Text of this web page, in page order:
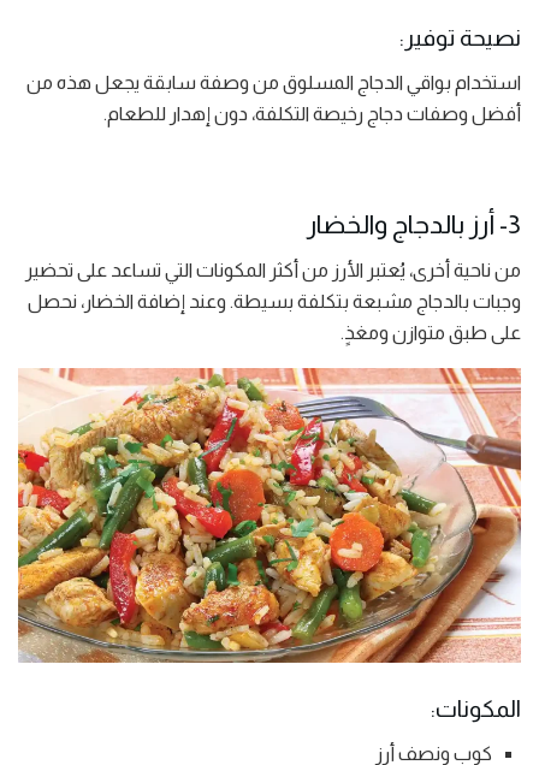
نصيحة توفير:
استخدام بواقي الدجاج المسلوق من وصفة سابقة يجعل هذه من
أفضل وصفات دجاج رخيصة التكلفة، دون إهدار للطعام.
3- أرز بالدجاج والخضار
من ناحية أخرى، يُعتبر الأرز من أكثر المكونات التي تساعد على تحضير
وجبات بالدجاج مشبعة بتكلفة بسيطة. وعند إضافة الخضار، نحصل
على طبق متوازن ومغذٍ.
المكونات:
كوب ونصف أرز